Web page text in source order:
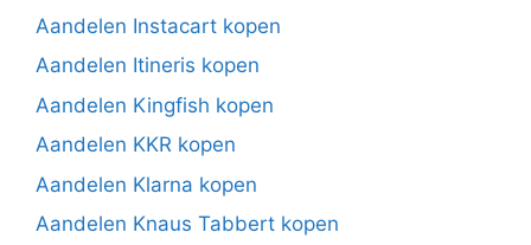
Aandelen Instacart kopen
Aandelen Itineris kopen
Aandelen Kingfish kopen
Aandelen KKR kopen
Aandelen Klarna kopen
Aandelen Knaus Tabbert kopen